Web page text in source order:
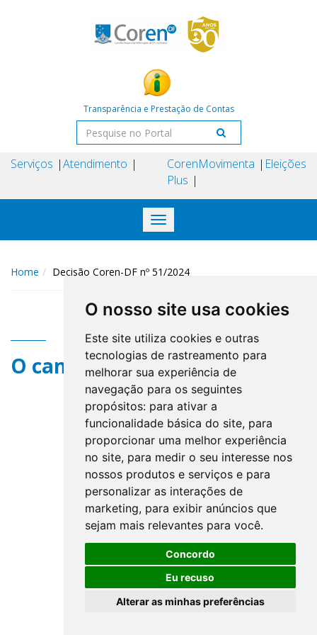
O nosso site usa cookies
Este site utiliza cookies e outras
tecnologias de rastreamento para
melhorar sua experiência de
navegação para os seguintes
propósitos: para ativar a
funcionalidade básica do site, para
proporcionar uma melhor experiência
no site, para medir o seu interesse nos
nossos produtos e serviços e para
personalizar as interações de
marketing, para exibir anúncios que
sejam mais relevantes para você.
Concordo
Eu recuso
Alterar as minhas preferências
Transparência e Prestação de Contas
Serviços Atendimento
Coren
Plus
Movimenta Eleições
Toggle
navigation
Home Decisão Coren-DF nº 51/2024
O campo title não existe.